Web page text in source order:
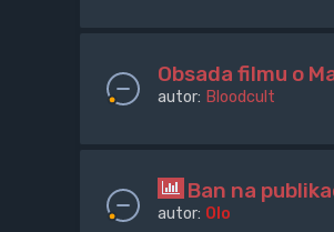
Obsada filmu o
autor: Bloodcult
Ban na
autor: Olo